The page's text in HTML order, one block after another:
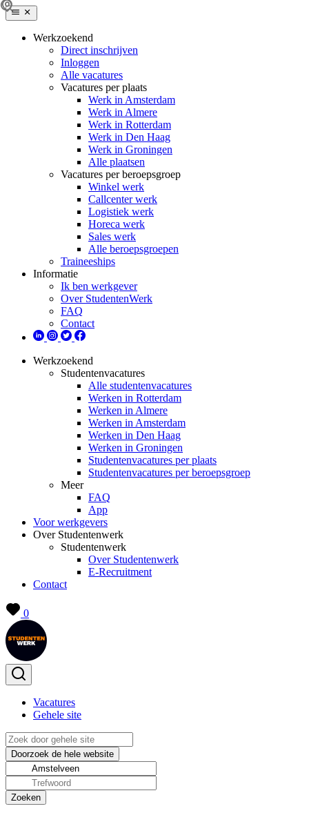
Werkzoekend
Direct inschrijven
Inloggen
Alle vacatures
Vacatures per plaats
Werk in Amsterdam
Werk in Almere
Werk in Rotterdam
Werk in Den Haag
Werk in Groningen
Alle plaatsen
Vacatures per beroepsgroep
Winkel werk
Callcenter werk
Logistiek werk
Horeca werk
Sales werk
Alle beroepsgroepen
Traineeships
Informatie
Ik ben werkgever
Over StudentenWerk
FAQ
Contact
Werkzoekend
Studentenvacatures
Alle studentenvacatures
Werken in Rotterdam
Werken in Almere
Werken in Amsterdam
Werken in Den Haag
Werken in Groningen
Studentenvacatures per plaats
Studentenvacatures per beroepsgroep
Meer
FAQ
App
Voor werkgevers
Over Studentenwerk
Studentenwerk
Over Studentenwerk
E-Recruitment
Contact
0
Vacatures
Gehele site